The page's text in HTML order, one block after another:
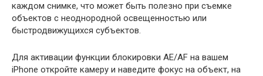
каждом снимке, что может быть полезно при съемке
объектов с неоднородной освещенностью или
быстродвижущихся субъектов.
Для активации функции блокировки AE/AF на вашем
iPhone откройте камеру и наведите фокус на объект, на